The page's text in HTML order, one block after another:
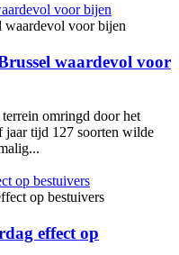
voor bijen
waardevol voor
omringd door het
tijd 127 soorten wilde
op bestuivers
effect op